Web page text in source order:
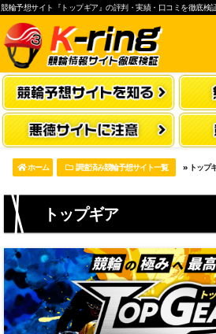
競輪予想サイト『トップギア』の評判・実績・口コミを徹底検
ホーム 調査済み競輪予想サイト一覧 » トップ
トップギア